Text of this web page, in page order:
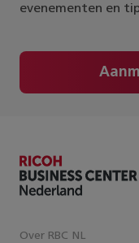
evenementen en
Over RBC NL